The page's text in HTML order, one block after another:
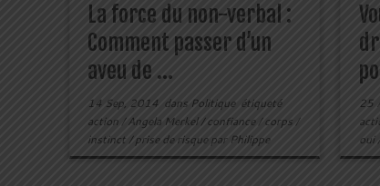
La force du non-verbal :
Comment passer d’un
aveu de ...
14 Sep, 2014 dans Politique étiqueté
action /Angela Merkel/confiance /corps /
instinct /prise de risquepar Philippe
25
oui